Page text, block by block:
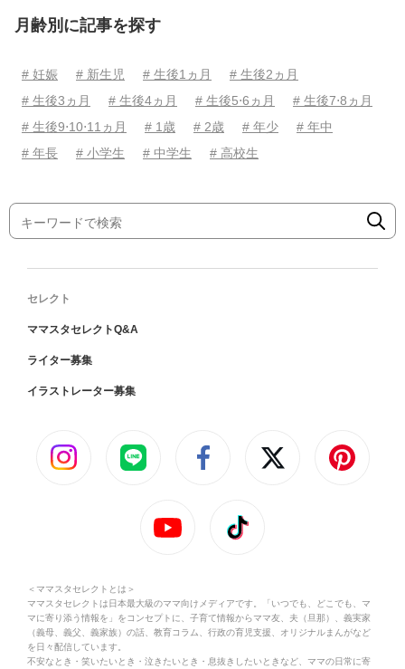
月齢別に記事を探す
# 妊娠 # 新生児 # 生後1ヵ月
# 生後2ヵ月
# 生後3ヵ月
# 生後4ヵ月 # 生後5⋅6ヵ月
# 生後7⋅8ヵ月
# 生後9⋅10⋅11ヵ月
# 1歳 # 2歳 # 年少
# 年中
# 年長
# 小学生 # 中学生 # 高校生
セレクト
ママスタセレクトQ&A
ライター募集
イラストレーター募集
＜ママスタセレクトとは＞
ママスタセレクトは日本最大級のママ向けメディアです。「いつでも、どこでも、マ
マに寄り添う情報を」をコンセプトに、子育て情報からママ友、夫（旦那）、義実家
（義母、義父、義家族）の話、教育コラム、行政の育児支援、オリジナルまんがなど
を日々配信しています。
不安なとき・笑いたいとき・泣きたいとき・息抜きしたいときなど、ママの日常に寄